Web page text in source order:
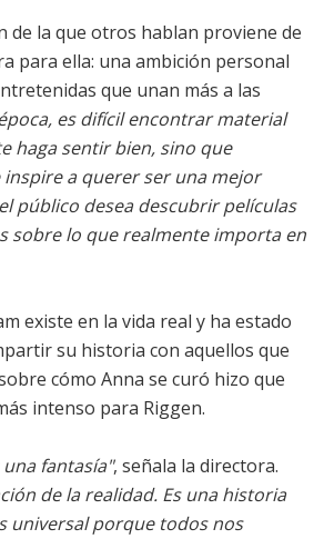
de la que otros hablan proviene de
para ella: una ambición personal
que unan más a las
es difícil encontrar material
haga sentir bien, sino que
a querer ser una mejor
público desea descubrir películas
sobre lo que realmente importa en
existe en la vida real y ha estado
su historia con aquellos que
cómo Anna se curó hizo que
intenso para Riggen.
fantasía", señala la directora.
de la realidad. Es una historia
universal porque todos nos